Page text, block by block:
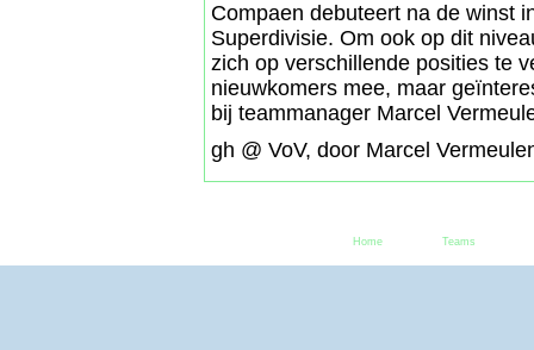
Compaen debuteert na de winst
Superdivisie. Om ook op dit
zich op verschillende posities te
nieuwkomers mee, maar
bij teammanager Marcel
gh @ VoV, door Marcel
Home Teams